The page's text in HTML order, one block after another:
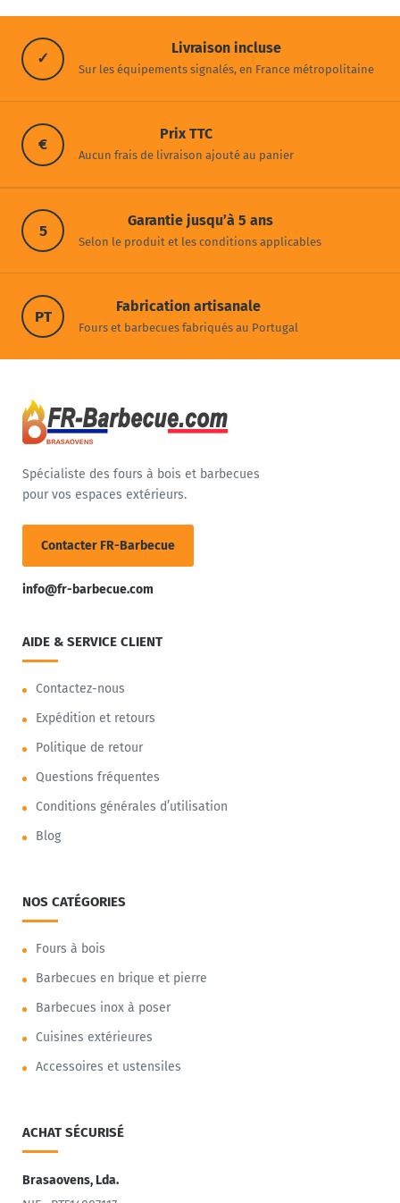
✓
Livraison incluse
Sur les équipements signalés, en France métropolitaine
€
Prix TTC
Aucun frais de livraison ajouté au panier
5
Garantie jusqu’à 5 ans
Selon le produit et les conditions applicables
PT
Fabrication artisanale
Fours et barbecues fabriqués au Portugal
Spécialiste des fours à bois et barbecues
pour vos espaces extérieurs.
Contacter FR-Barbecue
info@fr-barbecue.com
AIDE & SERVICE CLIENT
Contactez-nous
Expédition et retours
Politique de retour
Questions fréquentes
Conditions générales d’utilisation
Blog
NOS CATÉGORIES
Fours à bois
Barbecues en brique et pierre
Barbecues inox à poser
Cuisines extérieures
Accessoires et ustensiles
ACHAT SÉCURISÉ
Brasaovens, Lda.